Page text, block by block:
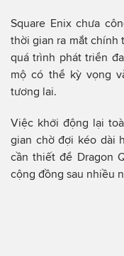
Square Enix chưa
thời gian ra mắt chính
quá trình phát triển
mộ có thể kỳ vọng
tương lai.
Việc khởi động lại
gian chờ đợi kéo dài
cần thiết để Dragon
cộng đồng sau nhiều